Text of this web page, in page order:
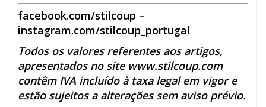
facebook.com/stilcoup –
instagram.com/stilcoup_portugal
Todos os valores referentes aos artigos,
apresentados no site www.stilcoup.com
contêm IVA incluído à taxa legal em vigor e
estão sujeitos a alterações sem aviso prévio.